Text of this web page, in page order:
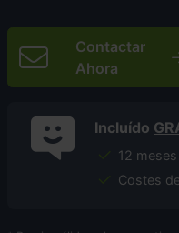
Contactar
Ahora
Incluído
12
Costes